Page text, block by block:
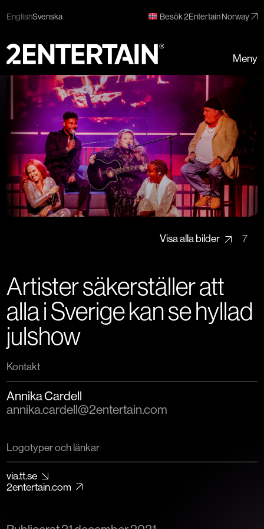
EnglishSvenska Besök 2Entertain Norway
Meny
Visa alla bilder 7
Artister säkerställer att
alla i Sverige kan se hyllad
julshow
Kontakt
Annika Cardell
annika.cardell@2entertain.com
Logotyper och länkar
via.tt.se
2entertain.com